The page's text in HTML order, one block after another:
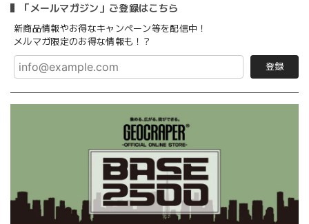
「メールマガジン」ご登録はこちら
新商品情報やお得なキャンペーン等を配信中！
メルマガ限定のお得な情報も！？
登録